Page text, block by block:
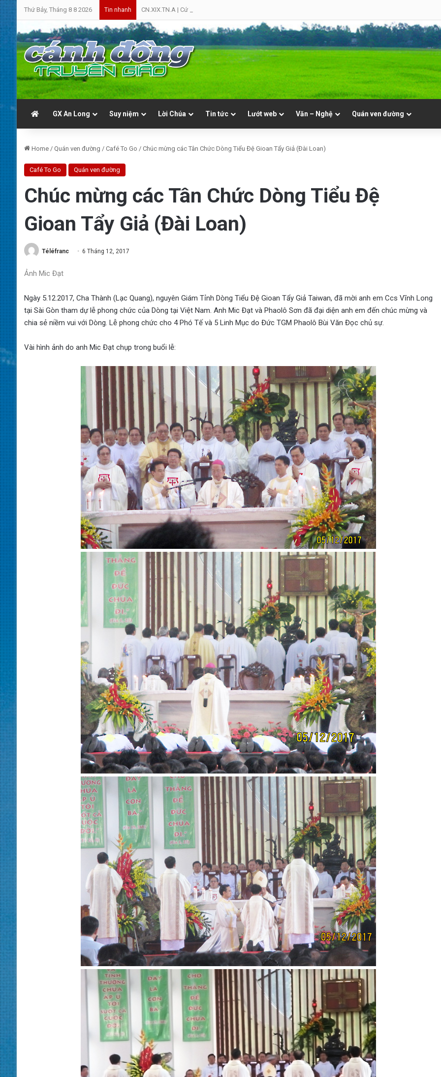
Thứ Bảy, Tháng 8 8 2026 Tin nhanh CN.XIX.TN.A | Cứ Yên Tâm | NVT
GX An Long Suy niệm Lời Chúa Tin tức Lướt web Văn – Nghệ Quán ven đường
Home / Quán ven đường / Café To Go / Chúc mừng các Tân Chức Dòng Tiểu Đệ Gioan Tẩy Giả (Đài Loan)
Café To Go Quán ven đường
Chúc mừng các Tân Chức Dòng Tiểu Đệ
Gioan Tẩy Giả (Đài Loan)
Téléfranc 6 Tháng 12, 2017
Ảnh Mic Đạt
Ngày 5.12.2017, Cha Thành (Lạc Quang), nguyên Giám Tỉnh Dòng Tiểu Đệ Gioan Tẩy Giả Taiwan, đã mời anh em Ccs Vĩnh Long
tại Sài Gòn tham dự lễ phong chức của Dòng tại Việt Nam. Anh Mic Đạt và Phaolô Sơn đã đại diện anh em đến chúc mừng và
chia sẻ niềm vui với Dòng. Lễ phong chức cho 4 Phó Tế và 5 Linh Mục do Đức TGM Phaolô Bùi Văn Đọc chủ sự.
Vài hình ảnh do anh Mic Đạt chụp trong buổi lễ: